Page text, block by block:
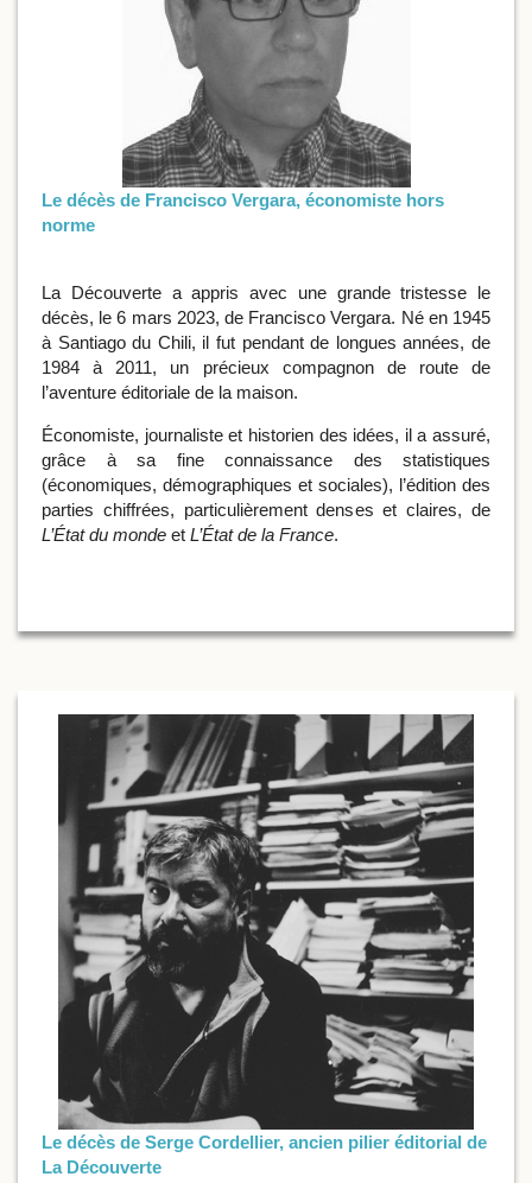
Le décès de Francisco Vergara, économiste hors
norme
La Découverte a appris avec une grande tristesse le
décès, le 6 mars 2023, de Francisco Vergara. Né en 1945
à Santiago du Chili, il fut pendant de longues années, de
1984 à 2011, un précieux compagnon de route de
l’aventure éditoriale de la maison.
Économiste, journaliste et historien des idées, il a assuré,
grâce à sa fine connaissance des statistiques
(économiques, démographiques et sociales), l’édition des
parties chiffrées, particulièrement denses et claires, de
L’État du monde et L’État de la France.
Le décès de Serge Cordellier, ancien pilier éditorial de
La Découverte